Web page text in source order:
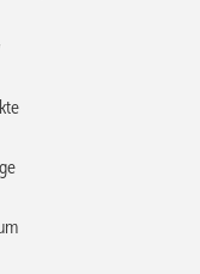
% mehr